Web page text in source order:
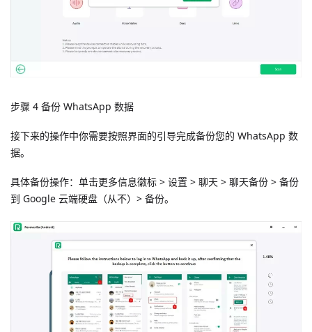
步骤 4 备份 WhatsApp 数据
接下来的操作中你需要按照界面的引导完成备份您的 WhatsApp 数
据。
具体备份操作：单击更多信息徽标 > 设置 > 聊天 > 聊天备份 > 备份
到 Google 云端硬盘（从不）> 备份。